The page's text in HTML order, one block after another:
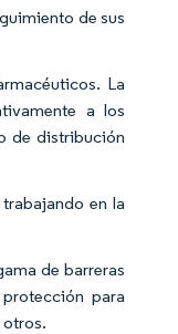
de sus
La
a los
de distribución
en la
de barreras
para